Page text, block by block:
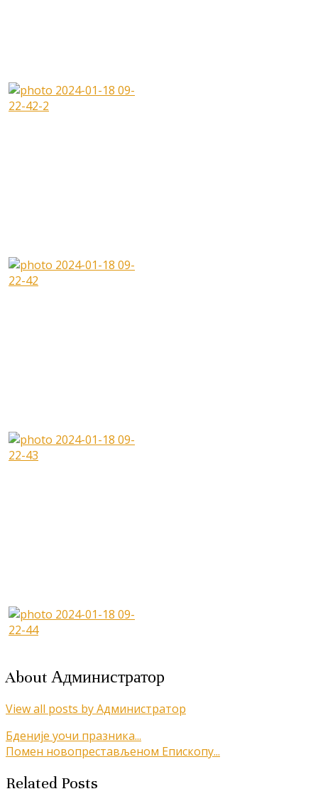
About Администратор
View all posts by Администратор
Кретање
чланка
Бденије уочи празника...
Помен новопрестављеном Епископу...
Related Posts